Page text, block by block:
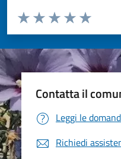
Valuta da 1 a 5 stelle la pagina
Valuta 5
Valuta 4
Valuta 3 stelle su
Valuta 2 stelle su 5
Valuta 1 stelle su 5
Contatta il
Leggi le
Richiedi